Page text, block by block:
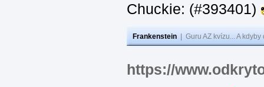
Chuckie: (#393401)
Frankenstein Guru AZ kvízu... A
https://